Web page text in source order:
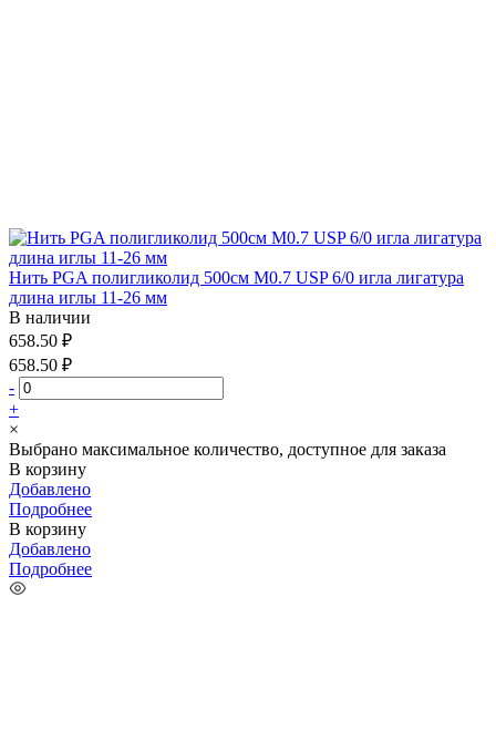
Нить PGA полигликолид 500см М0.7 USP 6/0 игла лигатура
длина иглы 11-26 мм
В наличии
658.50 ₽
658.50 ₽
-
+
×
Выбрано максимальное количество, доступное для заказа
В корзину
Добавлено
Подробнее
В корзину
Добавлено
Подробнее